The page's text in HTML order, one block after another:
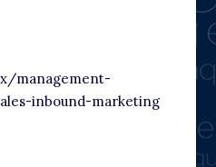
management-
inbound-marketing